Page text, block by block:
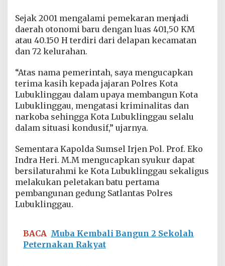
u
n
g
S
a
l
a
t
a
s
P
l
r
e
s
L
u
b
i
n
Sejak 2001 mengalami pemekaran menjadi
daerah otonomi baru dengan luas 401,50 KM
atau 40.150 H terdiri dari delapan kecamatan
dan 72 kelurahan.
“Atas nama pemerintah, saya mengucapkan
terima kasih kepada jajaran Polres Kota
Lubuklinggau dalam upaya membangun Kota
Lubuklinggau, mengatasi kriminalitas dan
narkoba sehingga Kota Lubuklinggau selalu
dalam situasi kondusif,” ujarnya.
Sementara Kapolda Sumsel Irjen Pol. Prof. Eko
Indra Heri. M.M mengucapkan syukur dapat
bersilaturahmi ke Kota Lubuklinggau sekaligus
melakukan peletakan batu pertama
pembangunan gedung Satlantas Polres
Lubuklinggau.
BACA Muba Kembali Bangun 2 Sekolah
Peternakan Rakyat